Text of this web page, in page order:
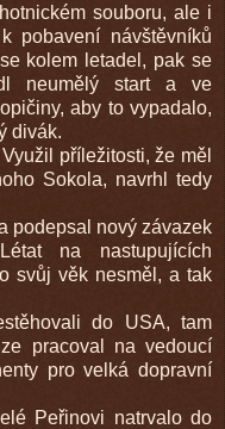
souboru, ale i
pobavení návštěvníků
kolem letadel, pak se
neumělý start a ve
aby to vypadalo,
divák.
příležitosti, že měl
Sokola, navrhl tedy
podepsal nový závazek
na nastupujících
svůj věk nesměl, a tak
do USA, tam
pracoval na vedoucí
pro velká dopravní
Peřinovi natrvalo do